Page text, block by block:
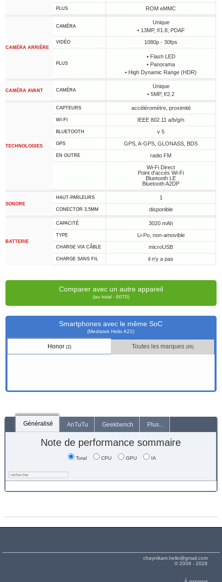
PLUS ROM eMMC
CAMÉRA ARRIÈRE
CAMÉRA
Unique
• 13MP, f/1.8, PDAF
VIDÉO 1080p - 30fps
PLUS
• Flash LED
• Panorama
• High Dynamic Range (HDR)
CAMÉRA AVANT CAMÉRA
Unique
• 5MP, f/2.2
TECHNOLOGIES
CAPTEURS accéléromètre, proximité
WI-FI IEEE 802.11 a/b/g/n
BLUETOOTH v 5
GPS GPS, A-GPS, GLONASS, BDS
EN OUTRE
radio FM
Wi-Fi Direct
Point d'accès Wi-Fi
Bluetooth LE
Bluetooth A2DP
SONORE
HAUT-PARLEURS 1
CONECTOR 3,5MM disponible
BATTERIE
CAPACITÉ 3020 mAh
TYPE Li-Po, non-amovible
CHARGE VIA CÂBLE microUSB
CHARGE SANS FIL il n'y a pas
Comparer avec un autre appareil
(au total - 6070)
Smartphones avec le même SoC
(Mediatek Helio A22)
Honor(2) Toutes les marques(86)
Généralisé AnTuTu Geekbench Plus...
Note de performance sommaire
Total CPU GPU IA
chaynikam.hello@gmail.com
© 2009 - 2026